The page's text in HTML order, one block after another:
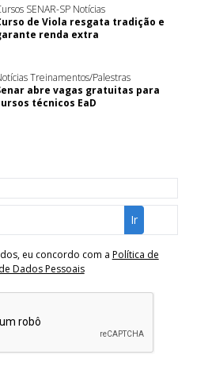
SENAR-SP Notícias
de Viola resgata tradição e
renda extra
Treinamentos/Palestras
abre vagas gratuitas para
técnicos EaD
eu concordo com a Política de
Dados Pessoais